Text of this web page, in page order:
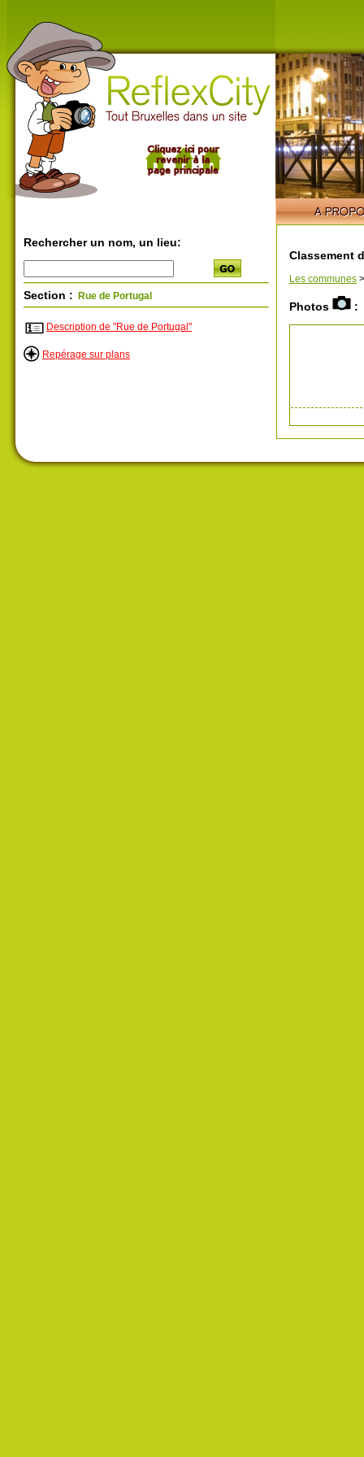
Rechercher un nom, un lieu:
Section : Rue de Portugal
Description de "Rue de Portugal"
Repérage sur plans
Classement
Les communes >
Photos :